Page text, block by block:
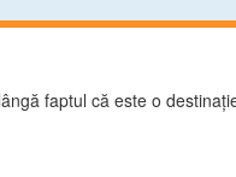
faptul că este o